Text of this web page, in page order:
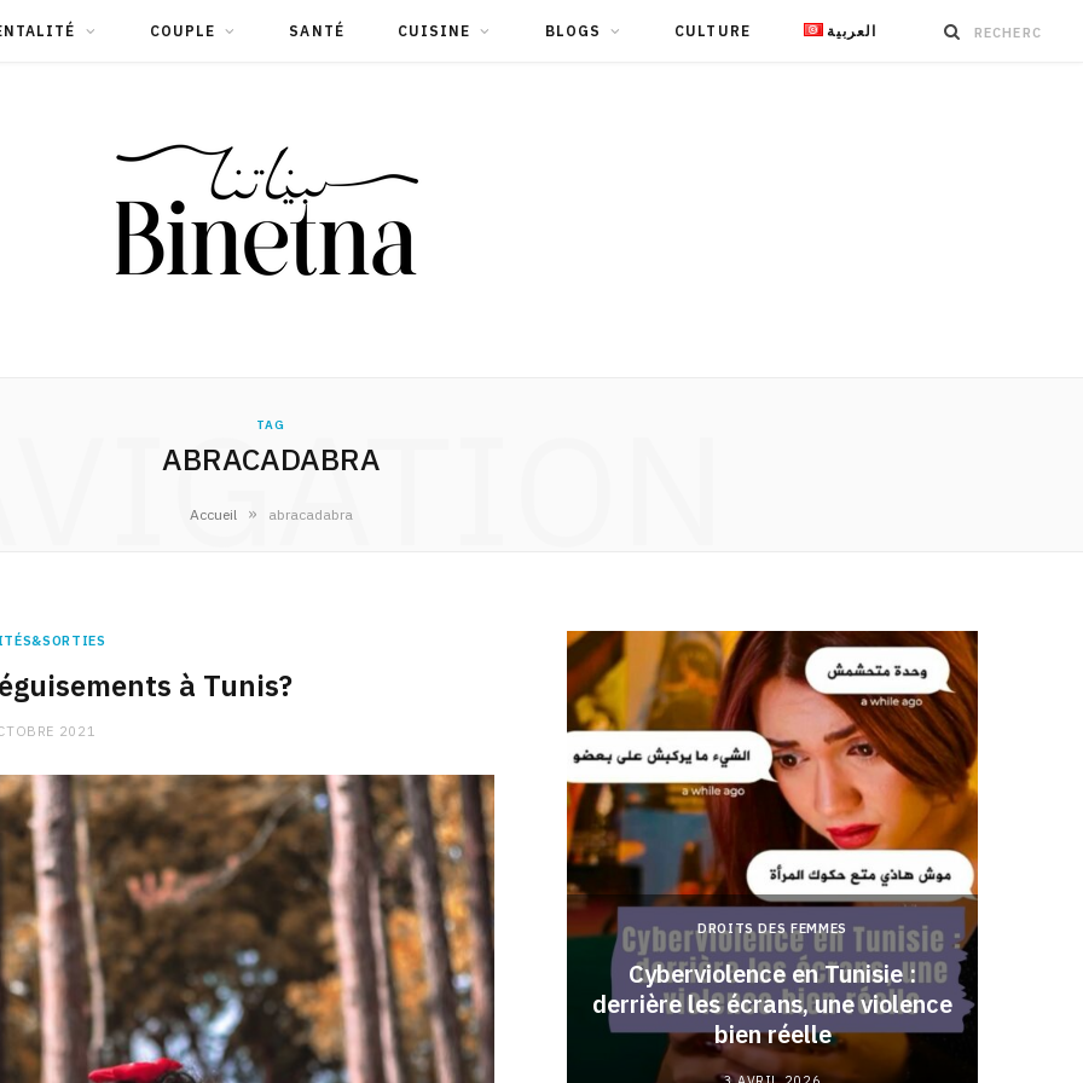
COUPLE SANTÉ CUISINE BLOGS CULTURE العربية
TAG
ABRACADABRA
Accueil » abracadabra
à Tunis?
2021
CHARGE MENTALE
Stress après le travail :
comment relâcher la pression
DROITS DES FEMMES
Cyberviolence en Tunisie :
derrière les écrans, une violence
bien réelle